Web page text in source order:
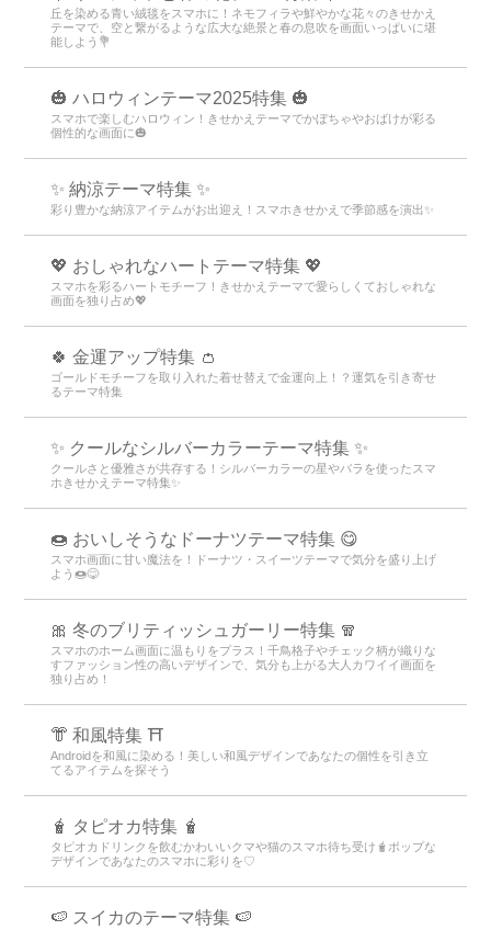
丘を染める青い絨毯をスマホに！ネモフィラや鮮やかな花々のきせかえ
テーマで、空と繋がるような広大な絶景と春の息吹を画面いっぱいに堪
能しよう💐
🎃 ハロウィンテーマ2025特集 🎃
スマホで楽しむハロウィン！きせかえテーマでかぼちゃやおばけが彩る
個性的な画面に🎃
✨ 納涼テーマ特集 ✨
彩り豊かな納涼アイテムがお出迎え！スマホきせかえで季節感を演出✨
💖 おしゃれなハートテーマ特集 💖
スマホを彩るハートモチーフ！きせかえテーマで愛らしくておしゃれな
画面を独り占め💖
🍀 金運アップ特集 👛
ゴールドモチーフを取り入れた着せ替えで金運向上！？運気を引き寄せ
るテーマ特集
✨ クールなシルバーカラーテーマ特集 ✨
クールさと優雅さが共存する！シルバーカラーの星やバラを使ったスマ
ホきせかえテーマ特集✨
🍩 おいしそうなドーナツテーマ特集 😋
スマホ画面に甘い魔法を！ドーナツ・スイーツテーマで気分を盛り上げ
よう🍩😋
🎀 冬のブリティッシュガーリー特集 🧣
スマホのホーム画面に温もりをプラス！千鳥格子やチェック柄が織りな
すファッション性の高いデザインで、気分も上がる大人カワイイ画面を
独り占め！
👘 和風特集 ⛩
Androidを和風に染める！美しい和風デザインであなたの個性を引き立
てるアイテムを探そう
🧋 タピオカ特集 🧋
タピオカドリンクを飲むかわいいクマや猫のスマホ待ち受け🧋ポップな
デザインであなたのスマホに彩りを♡
🍉 スイカのテーマ特集 🍉